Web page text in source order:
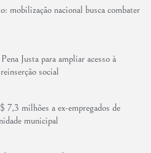
mobilização nacional busca combater
Justa para ampliar acesso à
social
7,3 milhões a ex-empregados de
municipal